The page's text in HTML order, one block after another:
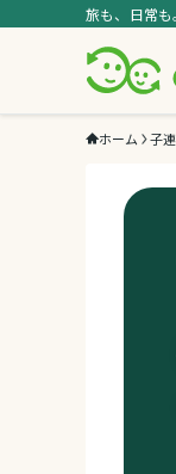
旅も、日常
ホーム 子